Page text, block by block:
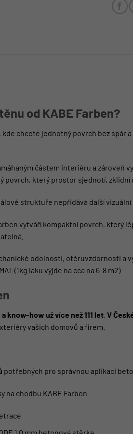
od KABE Farben?
chcete jednotný povrch bez spár
částem interiéru a zároveň
povrch, který prostor sjednotí,
struktuře nepřidává další
vytváří kompaktní povrch, který
odolnosti, otěruvzdornosti a
(1kg laku výjde na cca na 6-8 m2)
know-how už více než 111 let V
vašich domovů a firem.
potřebných pro správnou aplikaci
na chodbu KABE Farben
1,0 mm betonová stěrka